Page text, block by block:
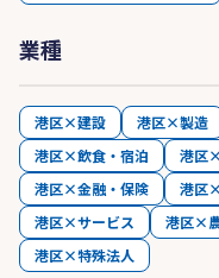
業種
港区×建設 港区×製造
港区×飲食・宿泊
港区
港区×金融・保険
港区
港区×サービス
港区×
港区×特殊法人